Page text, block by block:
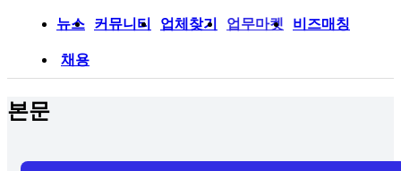
뉴스 커뮤니티 업체찾기 업무마켓 비즈매칭
채용
본문